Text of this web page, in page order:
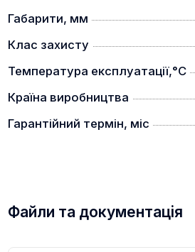
Можливість передавати
смартфон чи планшет за
АКУМУЛЯТОР 18650х1
Прилади живляться від
дозволяє змінити його в
Габарити, мм
Клас захисту
Температура експлуатації,°C
Країна виробництва
Гарантійний термін, міс
Файли та документація